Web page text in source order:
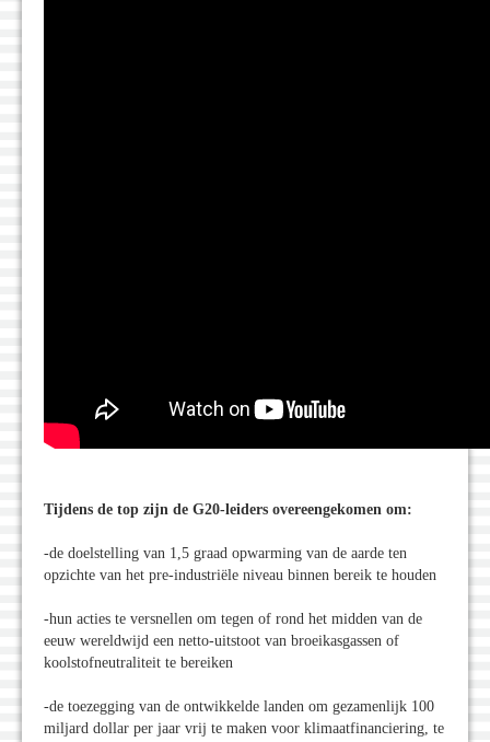
Tijdens de top zijn de G20-leiders overeengekomen om:
-de doelstelling van 1,5 graad opwarming van de aarde ten
opzichte van het pre-industriële niveau binnen bereik te houden
-hun acties te versnellen om tegen of rond het midden van de
eeuw wereldwijd een netto-uitstoot van broeikasgassen of
koolstofneutraliteit te bereiken
-de toezegging van de ontwikkelde landen om gezamenlijk 100
miljard dollar per jaar vrij te maken voor klimaatfinanciering, te